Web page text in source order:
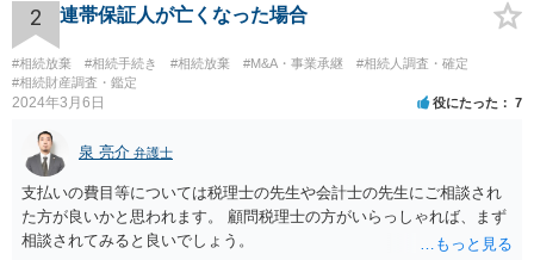
資料を持っているようであれば、主張書面とは別で提出できます。も
し、お姉さんに見られたくないような資料がある場合、「非開示の希
望に関する申出書」と共に提出することも考えられます。 ご質問：書
いた方が良い事と書かない方が良い事 回答： お姉さんが申立書の「申
立ての趣旨」のところに書いている遺産の分け方に対して意見があれ
ば、まずそれを書くとよいです。 次に「申立ての理由」のところに、
なぜ調停を申し立てたのか(例えば、あかささんと話合いが出来ない／
決裂した、など)や亡くなった方・あかささん・お姉さん間の事情やい
きさつなどが書かれていると思うので、あかささんから見てそれは違
うと感じるところは、どのように違うのか、など書くとよいです。 そ
の他、お姉さんの申立書には書かれていないけど、どのように遺産を
2 連帯保証人が亡くなった場合
#相続放棄 #相続手続き #相続放棄 #M&A・事業承継
#相続人調査・確定
#相続財産調査・鑑定
2024年3月6日 役にたった 7
泉 亮介 弁護士
支払いの費目等については税理士の先生や会計士の先生にご相談され
た方が良いかと思われます。 顧問税理士の方がいらっしゃれば、まず
相談されてみると良いでしょう。